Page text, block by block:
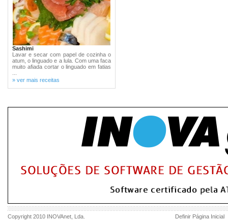
Sashimi
Lavar e secar com papel de cozinha o
atum, o linguado e a lula. Com uma faca
muito afiada cortar o linguado em fatias
» ver mais receitas
Copyright 2010 INOVAnet , Lda. Definir Página Inicial